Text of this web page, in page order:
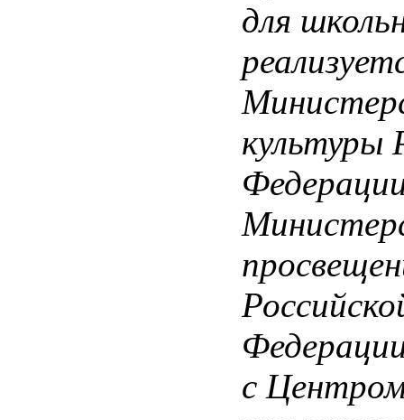
для
культуры
с